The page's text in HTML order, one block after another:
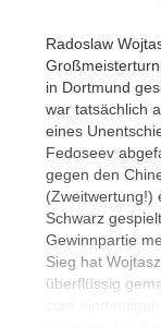
Radoslaw
in Dortmund
war tatsächlich
eines
Fedoseev
gegen den
(Zweitwertung!)
Schwarz
Gewinnpartie
Sieg hat
überflüssig